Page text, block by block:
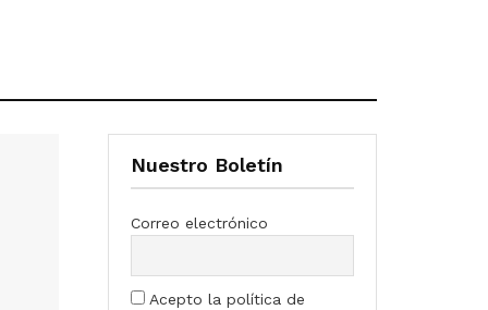
Nuestro Boletín
Correo electrónico
Acepto la política de